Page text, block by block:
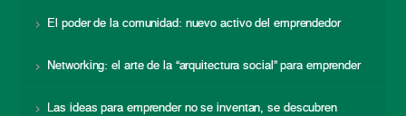
El poder de la comunidad: nuevo activo del emprendedor
Networking: el arte de la “arquitectura social” para emprender
Las ideas para emprender no se inventan, se descubren